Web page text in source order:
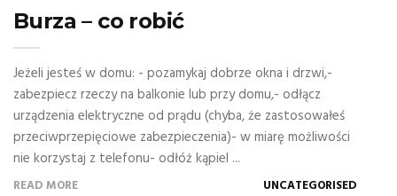
Burza – co robić
Jeżeli jesteś w domu: - pozamykaj dobrze okna i drzwi,-
zabezpiecz rzeczy na balkonie lub przy domu,- odłącz
urządzenia elektryczne od prądu (chyba, że zastosowałeś
przeciwprzepięciowe zabezpieczenia)- w miarę możliwości
nie korzystaj z telefonu- odłóż kąpiel ...
READ MORE UNCATEGORISED